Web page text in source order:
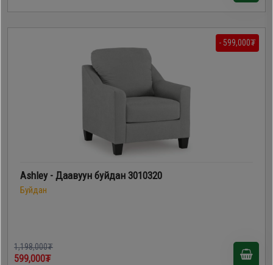
- 599,000₮
Ashley - Даавуун буйдан 3010320
Буйдан
1,198,000₮
599,000₮